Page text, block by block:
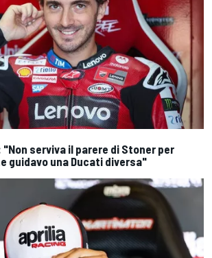
"Non serviva il parere di Stoner per
guidavo una Ducati diversa"